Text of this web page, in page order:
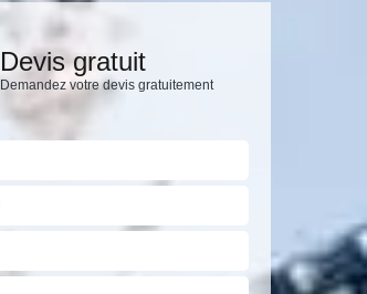
Devis gratuit
Demandez votre devis gratuitement